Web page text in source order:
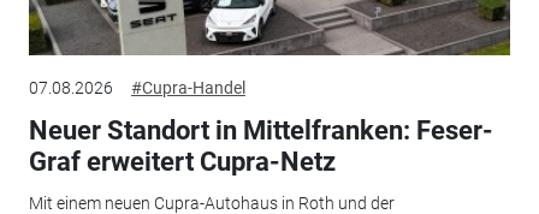
07.08.2026 #Cupra-Handel
Neuer Standort in Mittelfranken: Feser-
Graf erweitert Cupra-Netz
Mit einem neuen Cupra-Autohaus in Roth und der